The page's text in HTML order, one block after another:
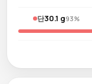
단30.1 g93%